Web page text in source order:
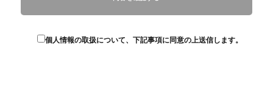
個人情報の取扱について、下記事項に同意の上送信します。